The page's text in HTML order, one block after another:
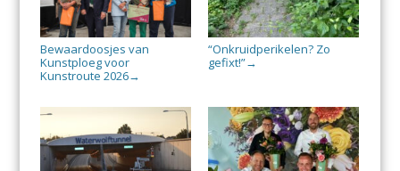
Bewaardoosjes van
Kunstploeg voor
Kunstroute 2026→
“Onkruidperikelen? Zo
gefixt!”→